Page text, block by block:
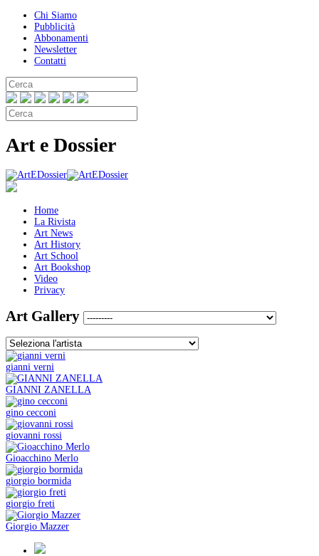
Chi Siamo
Pubblicità
Abbonamenti
Newsletter
Contatti
Art e Dossier
Home
La Rivista
Art News
Art History
Art School
Art Bookshop
Video
Privacy
Art Gallery
gianni verni
GIANNI ZANELLA
gino cecconi
giovanni rossi
Gioacchino Merlo
giorgio bormida
giorgio freti
Giorgio Mazzer